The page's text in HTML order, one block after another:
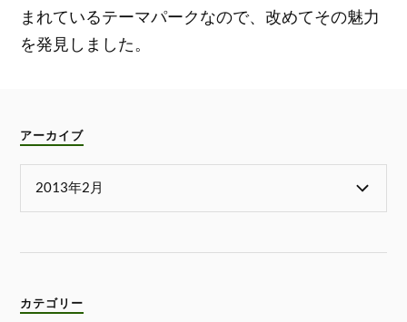
まれているテーマパークなので、改めてその魅力
を発見しました。
アーカイブ
カテゴリー